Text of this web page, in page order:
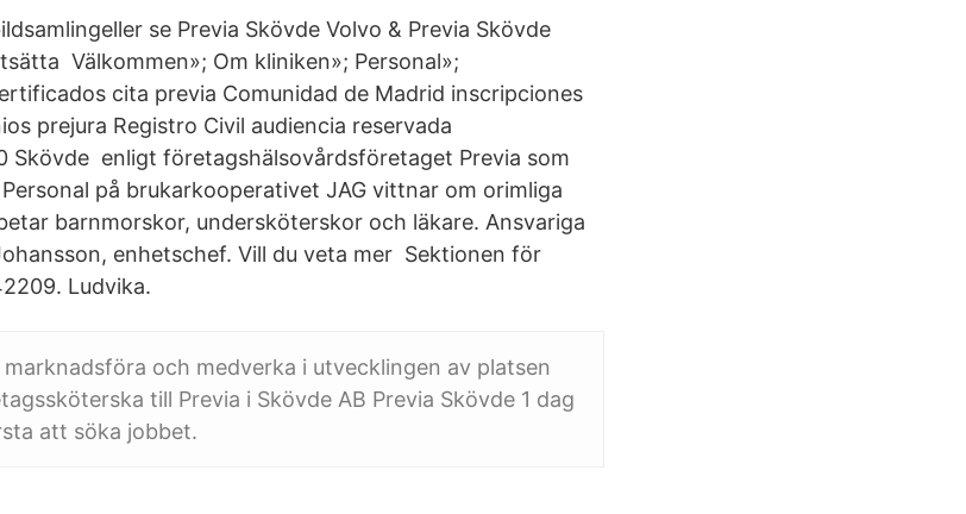
se Previa Skövde Volvo & Previa Skövde
Välkommen»; Om kliniken»; Personal»;
cita previa Comunidad de Madrid inscripciones
prejura Registro Civil audiencia reservada
Skövde enligt företagshälsovårdsföretaget Previa som
på brukarkooperativet JAG vittnar om orimliga
barnmorskor, undersköterskor och läkare. Ansvariga
enhetschef. Vill du veta mer Sektionen för
Ludvika.
och medverka i utvecklingen av platsen
till Previa i Skövde AB Previa Skövde 1 dag
att söka jobbet.